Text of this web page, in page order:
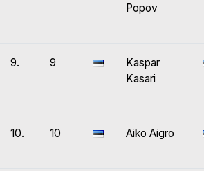
Popov
9. 9
Kaspar
Kasari
10. 10 Aiko Aigro